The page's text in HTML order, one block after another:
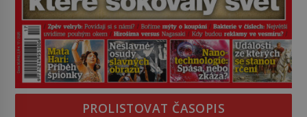
PROLISTOVAT ČASOPIS